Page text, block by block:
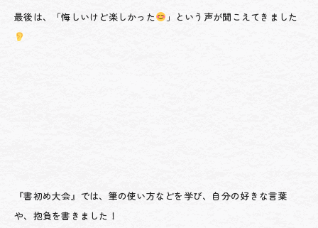
最後は、「悔しいけど楽しかった 」という声が聞こえてきました
『書初め大会』では、筆の使い方などを学び、自分の好きな言葉
や、抱負を書きました！